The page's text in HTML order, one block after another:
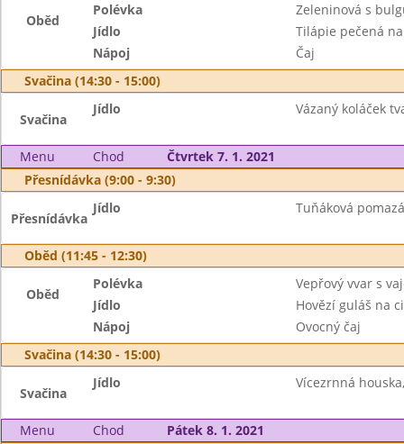
Oběd
Polévka
Zeleninová s
Jídlo
Tilápie pečená
Nápoj
Čaj
Svačina (14:30 - 15:00)
Svačina
Jídlo Vázaný koláček
Menu Chod
Čtvrtek 7. 1. 2021
Přesnídávka (9:00 - 9:30)
Přesnídávka
Jídlo Tuňáková
Oběd (11:45 - 12:30)
Oběd
Polévka
Vepřový vvar s
Jídlo
Hovězí guláš na
Nápoj
Ovocný čaj
Svačina (14:30 - 15:00)
Svačina
Jídlo Vícezrnná
Menu Chod
Pátek 8. 1. 2021